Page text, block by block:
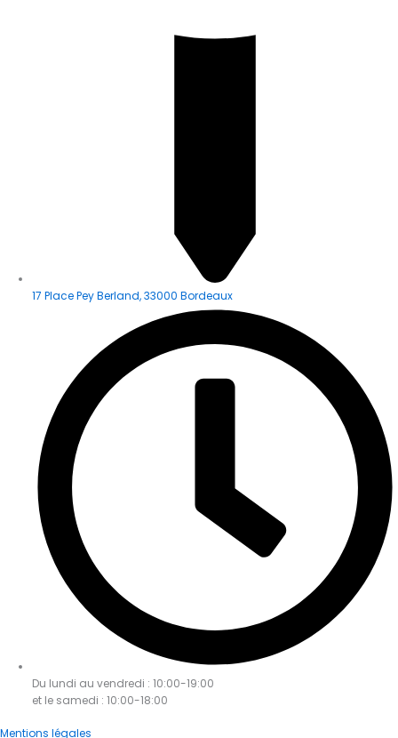
17 Place Pey Berland, 33000 Bordeaux
Du lundi au vendredi : 10:00-19:00
et le samedi : 10:00-18:00
Mentions légales